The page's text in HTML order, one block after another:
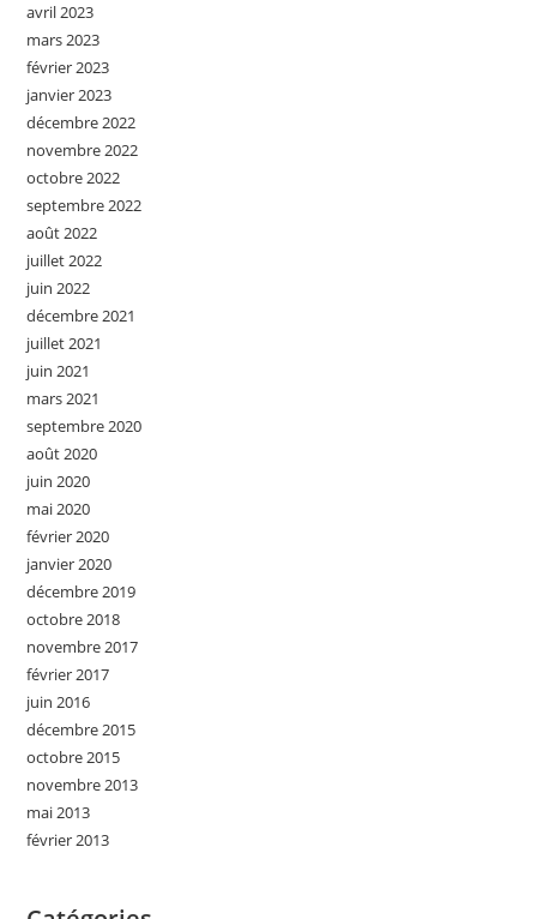
avril 2023
mars 2023
février 2023
janvier 2023
décembre 2022
novembre 2022
octobre 2022
septembre 2022
août 2022
juillet 2022
juin 2022
décembre 2021
juillet 2021
juin 2021
mars 2021
septembre 2020
août 2020
juin 2020
mai 2020
février 2020
janvier 2020
décembre 2019
octobre 2018
novembre 2017
février 2017
juin 2016
décembre 2015
octobre 2015
novembre 2013
mai 2013
février 2013